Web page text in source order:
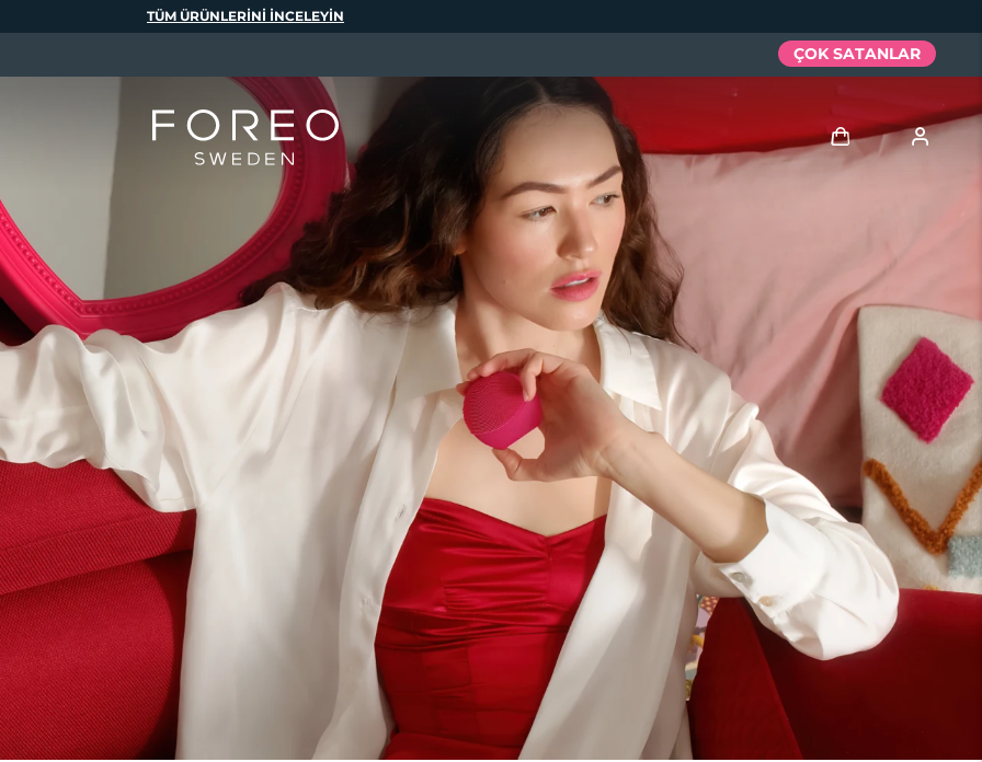
TÜM ÜRÜNLERINI INCELEYIN
ÇOK SATANLAR
Kullanici profi̇li̇
Cihazlarım
Siparişlerim
Adresim
Aboneliklerim